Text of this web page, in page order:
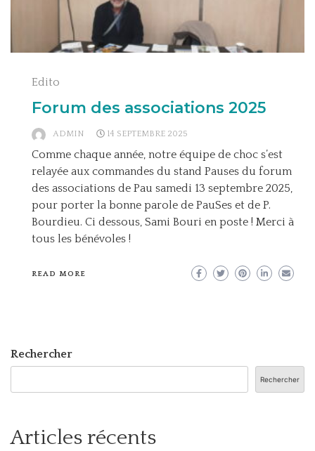
Edito
Forum des associations 2025
ADMIN 14 SEPTEMBRE 2025
Comme chaque année, notre équipe de choc s’est
relayée aux commandes du stand Pauses du forum
des associations de Pau samedi 13 septembre 2025,
pour porter la bonne parole de PauSes et de P.
Bourdieu. Ci dessous, Sami Bouri en poste ! Merci à
tous les bénévoles !
READ MORE
Rechercher
Rechercher
Articles récents